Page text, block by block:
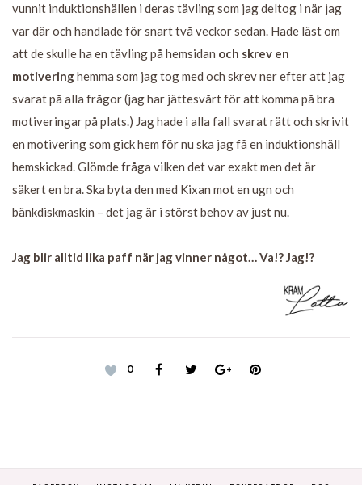
vunnit induktionshällen i deras tävling som jag deltog i när jag
var där och handlade för snart två veckor sedan. Hade läst om
att de skulle ha en tävling på hemsidan och skrev en
motiveringhemma som jag tog med och skrev ner efter att jag
svarat på alla frågor (jag har jättesvårt för att komma på bra
motiveringar på plats.) Jag hade i alla fall svarat rätt och skrivit
en motivering som gick hem för nu ska jag få en induktionshäll
hemskickad. Glömde fråga vilken det var exakt men det är
säkert en bra. Ska byta den med Kixan mot en ugn och
bänkdiskmaskin – det jag är i störst behov av just nu.
Jag blir alltid lika paff när jag vinner något… Va!? Jag!?
0